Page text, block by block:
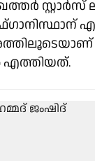
സ്റ്റാർസ്
എത്തിയത്.